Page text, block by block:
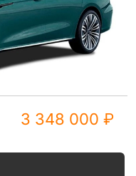
3 348 000 ₽